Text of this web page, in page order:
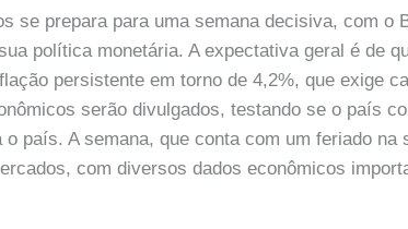
se prepara para uma semana decisiva, com o
política monetária. A expectativa geral é de
persistente em torno de 4,2%, que exige
serão divulgados, testando se o país
país. A semana, que conta com um feriado na
com diversos dados econômicos